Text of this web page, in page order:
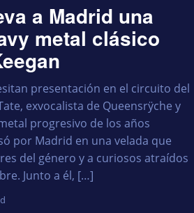
a Madrid una
metal clásico
presentación en el circuito del
exvocalista de Queensrÿche y
progresivo de los años
por Madrid en una velada que
del género y a curiosos atraídos
Junto a él, […]